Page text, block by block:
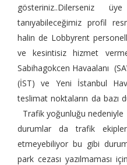
gösteriniz..Dilerseniz
tanıyabileceğimiz profil
halin de Lobbyrent
ve kesintisiz hizmet
Sabihagokcen Havaalanı
(İST) ve Yeni İstanbul
teslimat noktaların da bazı
Trafik yoğunluğu nedeniyle
durumlar da trafik
etmeyebiliyor bu gibi
park cezası yazılmaması